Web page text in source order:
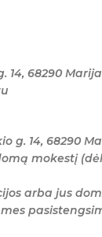
14, 68290
g. 14, 68290
mokestį
arba jus